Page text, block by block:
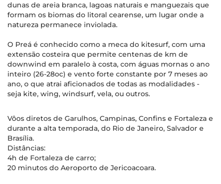
dunas de areia branca, lagoas naturais e manguezais que
formam os biomas do litoral cearense, um lugar onde a
natureza permanece inviolada.
O Preá é conhecido como a meca do kitesurf, com uma
extensão costeira que permite centenas de km de
downwind em paralelo à costa, com águas mornas o ano
inteiro (26-28oc) e vento forte constante por 7 meses ao
ano, o que atrai aficionados de todas as modalidades -
seja kite, wing, windsurf, vela, ou outros.
Vôos diretos de Garulhos, Campinas, Confins e Fortaleza e
durante a alta temporada, do Rio de Janeiro, Salvador e
Brasília.
Distâncias:
4h de Fortaleza de carro;
20 minutos do Aeroporto de Jericoacoara.